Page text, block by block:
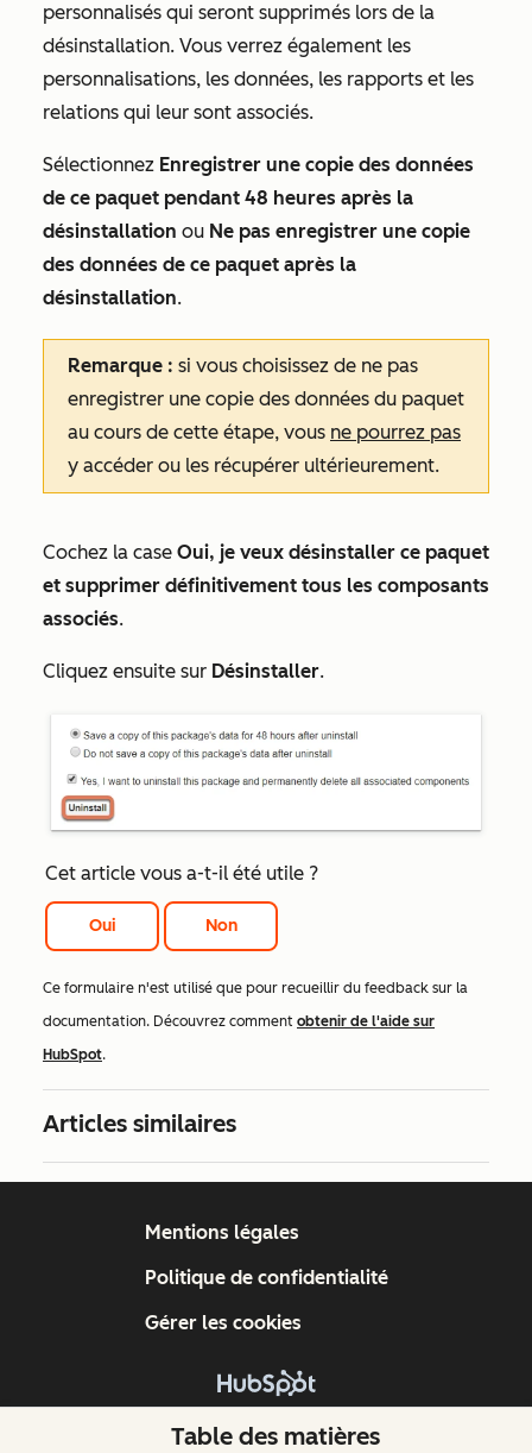
personnalisés qui seront supprimés lors de la
désinstallation. Vous verrez également les
personnalisations, les données, les rapports et les
relations qui leur sont associés.
Sélectionnez Enregistrer une copie des données
de ce paquet pendant 48 heures après la
désinstallation ou Ne pas enregistrer une copie
des données de ce paquet après la
désinstallation.
Remarque : si vous choisissez de ne pas
enregistrer une copie des données du paquet
au cours de cette étape, vous ne pourrez pas
y accéder ou les récupérer ultérieurement.
Cochez la case Oui, je veux désinstaller ce paquet
et supprimer définitivement tous les composants
associés.
Cliquez ensuite sur Désinstaller.
Cet article vous a-t-il été utile ?
Oui Non
Ce formulaire n'est utilisé que pour recueillir du feedback sur la
documentation. Découvrez comment obtenir de l'aide sur
HubSpot.
Articles similaires
Table des matières
Copyright © 2026 HubSpot, Inc.
Mentions légales
Politique de confidentialité
Gérer les cookies